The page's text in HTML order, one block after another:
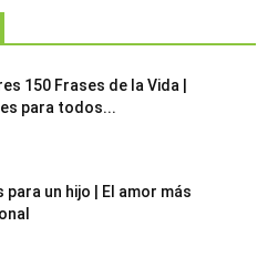
150 Frases de la Vida |
para todos...
para un hijo | El amor más